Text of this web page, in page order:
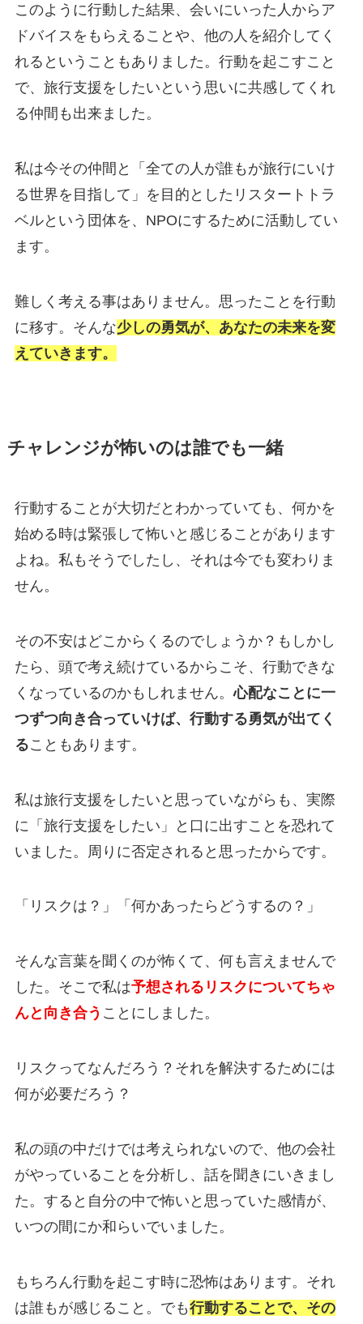
このように行動した結果、会いにいった人からア
ドバイスをもらえることや、他の人を紹介してく
れるということもありました。行動を起こすこと
で、旅行支援をしたいという思いに共感してくれ
る仲間も出来ました。
私は今その仲間と「全ての人が誰もが旅行にいけ
る世界を目指して」を目的としたリスタートトラ
ベルという団体を、NPOにするために活動してい
ます。
難しく考える事はありません。思ったことを行動
に移す。そんな少しの勇気が、あなたの未来を変
えていきます。
チャレンジが怖いのは誰でも一緒
行動することが大切だとわかっていても、何かを
始める時は緊張して怖いと感じることがあります
よね。私もそうでしたし、それは今でも変わりま
せん。
その不安はどこからくるのでしょうか？もしかし
たら、頭で考え続けているからこそ、行動できな
くなっているのかもしれません。心配なことに一
つずつ向き合っていけば、行動する勇気が出てく
ることもあります。
私は旅行支援をしたいと思っていながらも、実際
に「旅行支援をしたい」と口に出すことを恐れて
いました。周りに否定されると思ったからです。
「リスクは？」「何かあったらどうするの？」
そんな言葉を聞くのが怖くて、何も言えませんで
した。そこで私は予想されるリスクについてちゃ
んと向き合う ことにしました。
リスクってなんだろう？それを解決するためには
何が必要だろう？
私の頭の中だけでは考えられないので、他の会社
がやっていることを分析し、話を聞きにいきまし
た。すると自分の中で怖いと思っていた感情が、
いつの間にか和らいでいました。
もちろん行動を起こす時に恐怖はあります。それ
は誰もが感じること。でも行動することで、その